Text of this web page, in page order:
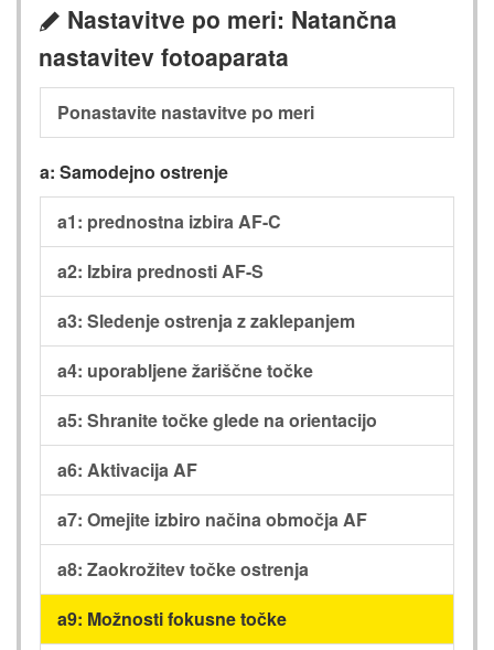
A Nastavitve po meri: Natančna
nastavitev fotoaparata
Ponastavite nastavitve po meri
a: Samodejno ostrenje
a1: prednostna izbira AF-C
a2: Izbira prednosti AF-S
a3: Sledenje ostrenja z zaklepanjem
a4: uporabljene žariščne točke
a5: Shranite točke glede na orientacijo
a6: Aktivacija AF
a7: Omejite izbiro načina območja AF
a8: Zaokrožitev točke ostrenja
a9: Možnosti fokusne točke